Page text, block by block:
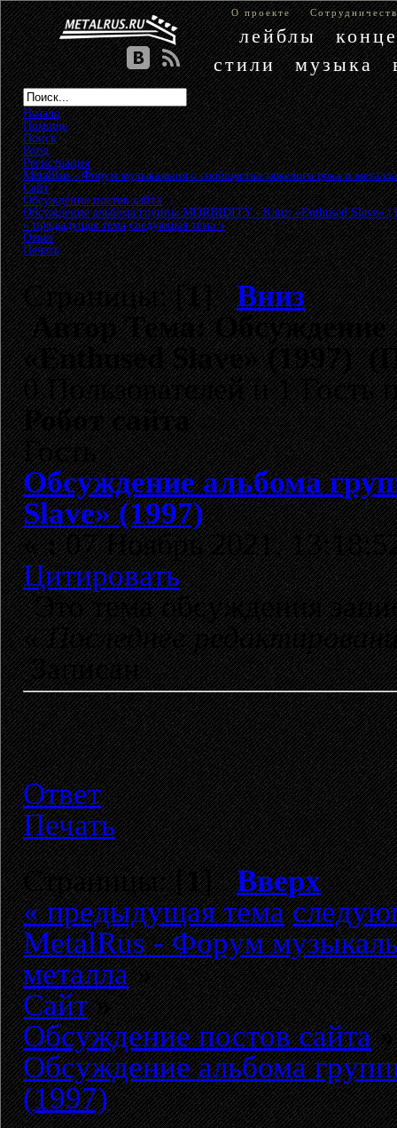
О проекте
лейблы
стили
музыка
Начало
Помощь
Поиск
Вход
Регистрация
MetalRus - Форум музыкального сообщества тяжелого рока и металла
Сайт»
Обсуждение постов сайта»
Обсуждение альбома группы MORBIDITY - Клип «Enthused Slave»
« предыдущая тема следующая тема »
Ответ
Печать
Страницы: [1]Вниз
АвторТема:
«Enthused Slave» (1997)
0 Пользователей и 1 Гость
Робот сайта
Гость
Обсуждение альбома
Slave» (1997)
«:07 Ноябрь 2021,
Цитировать
Это тема обсуждения
«Последнее
Записан
Ответ
Печать
Страницы: [1]Вверх
« предыдущая тема
MetalRus - Форум
металла»
Сайт»
Обсуждение постов сайта»
Обсуждение альбома
(1997)